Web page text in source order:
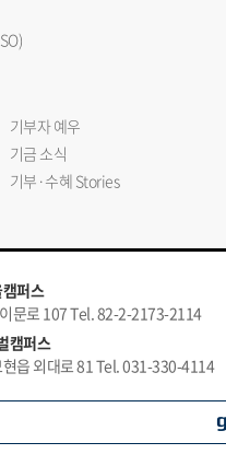
기부자 예우
기금 소식
기부·수혜 Stories
퍼스
문로 107 Tel. 82-2-2173-2114
캠퍼스
읍 외대로 81 Tel. 031-330-4114